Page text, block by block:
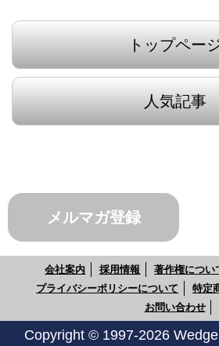
トップペー
人気記事
メルマガ登録
会社案内 採用情報 著作権につい
プライバシーポリシーについて
特定
お問い合わせ
Copyright © 1997-2026